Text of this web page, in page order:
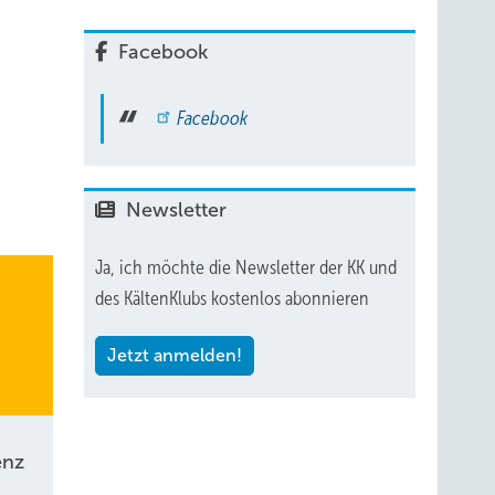
Facebook
Facebook
Newsletter
Ja, ich möchte die Newsletter der KK und
des KältenKlubs kostenlos abonnieren
Jetzt anmelden!